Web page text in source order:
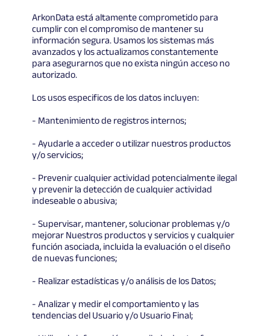
ArkonData está altamente comprometido para
cumplir con el compromiso de mantener su
información segura. Usamos los sistemas más
avanzados y los actualizamos constantemente
para asegurarnos que no exista ningún acceso no
autorizado.
Los usos especificos de los datos incluyen:
- Mantenimiento de registros internos;
- Ayudarle a acceder o utilizar nuestros productos
y/o servicios;
- Prevenir cualquier actividad potencialmente ilegal
y prevenir la detección de cualquier actividad
indeseable o abusiva;
- Supervisar, mantener, solucionar problemas y/o
mejorar Nuestros productos y servicios y cualquier
función asociada, incluida la evaluación o el diseño
de nuevas funciones;
- Realizar estadísticas y/o análisis de los Datos;
- Analizar y medir el comportamiento y las
tendencias del Usuario y/o Usuario Final;